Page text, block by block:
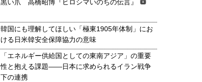
黒い爪 高橋昭博『ヒロシマいのちの伝言』
韓国にも理解してほしい「極東1905年体制」にお
ける日米韓安全保障協力の意味
「エネルギー供給国としての東南アジア」の重要
性と抱える課題――日本に求められるイラン戦争
下の連携